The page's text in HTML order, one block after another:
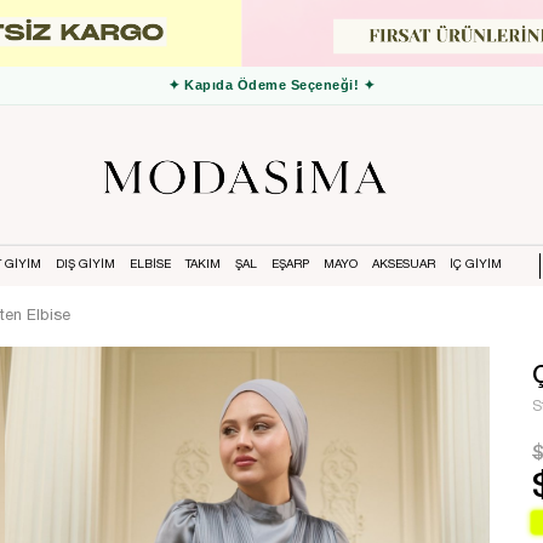
✦ 3000 TL ve Üzeri Ücretsiz Kargo ✦
GİYİM DIŞ GİYİM ELBİSE TAKIM ŞAL EŞARP MAYO AKSESUAR İÇ GİYİM
Elbise